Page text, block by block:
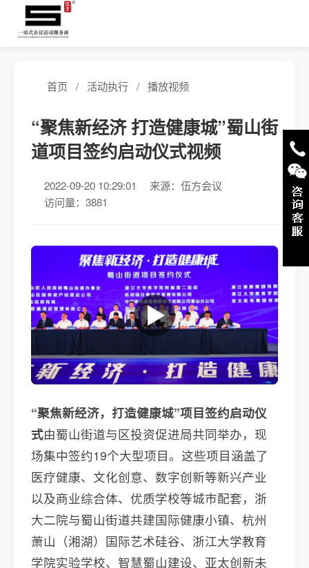
首页 / 活动执行 / 播放视频
“聚焦新经济 打造健康城”蜀山街
道项目签约启动仪式视频
2022-09-20 10:29:01
来源：伍方会议
访问量：3881
“聚焦新经济，打造健康城”项目签约启动仪
式由蜀山街道与区投资促进局共同举办，现
场集中签约19个大型项目。这些项目涵盖了
医疗健康、文化创意、数字创新等新兴产业
以及商业综合体、优质学校等城市配套，浙
大二院与蜀山街道共建国际健康小镇、杭州
萧山（湘湖）国际艺术硅谷、浙江大学教育
学院实验学校、智慧蜀山建设、亚太创新未